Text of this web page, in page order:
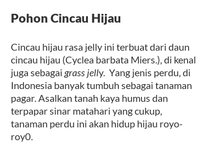
Pohon Cincau Hijau
Cincau hijau rasa jelly ini terbuat dari daun
cincau hijau (Cyclea barbata Miers.), di kenal
juga sebagaigrass jelly. Yang jenis perdu, di
Indonesia banyak tumbuh sebagai tanaman
pagar. Asalkan tanah kaya humus dan
terpapar sinar matahari yang cukup,
tanaman perdu ini akan hidup hijau royo-
roy0.